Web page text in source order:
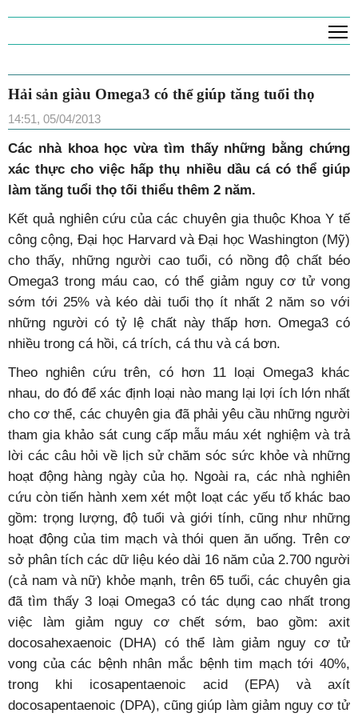
Hải sản giàu Omega3 có thể giúp tăng tuổi thọ
14:51, 05/04/2013
Các nhà khoa học vừa tìm thấy những bằng chứng
xác thực cho việc hấp thụ nhiều dầu cá có thể giúp
làm tăng tuổi thọ tối thiểu thêm 2 năm.
Kết quả nghiên cứu của các chuyên gia thuộc Khoa Y tế
công cộng, Đại học Harvard và Đại học Washington (Mỹ)
cho thấy, những người cao tuổi, có nồng độ chất béo
Omega3 trong máu cao, có thể giảm nguy cơ tử vong
sớm tới 25% và kéo dài tuổi thọ ít nhất 2 năm so với
những người có tỷ lệ chất này thấp hơn. Omega3 có
nhiều trong cá hồi, cá trích, cá thu và cá bơn.
Theo nghiên cứu trên, có hơn 11 loại Omega3 khác
nhau, do đó để xác định loại nào mang lại lợi ích lớn nhất
cho cơ thể, các chuyên gia đã phải yêu cầu những người
tham gia khảo sát cung cấp mẫu máu xét nghiệm và trả
lời các câu hỏi về lịch sử chăm sóc sức khỏe và những
hoạt động hàng ngày của họ. Ngoài ra, các nhà nghiên
cứu còn tiến hành xem xét một loạt các yếu tố khác bao
gồm: trọng lượng, độ tuổi và giới tính, cũng như những
hoạt động của tim mạch và thói quen ăn uống. Trên cơ
sở phân tích các dữ liệu kéo dài 16 năm của 2.700 người
(cả nam và nữ) khỏe mạnh, trên 65 tuổi, các chuyên gia
đã tìm thấy 3 loại Omega3 có tác dụng cao nhất trong
việc làm giảm nguy cơ chết sớm, bao gồm: axit
docosahexaenoic (DHA) có thể làm giảm nguy cơ tử
vong của các bệnh nhân mắc bệnh tim mạch tới 40%,
trong khi icosapentaenoic acid (EPA) và axít
docosapentaenoic (DPA), cũng giúp làm giảm nguy cơ tử